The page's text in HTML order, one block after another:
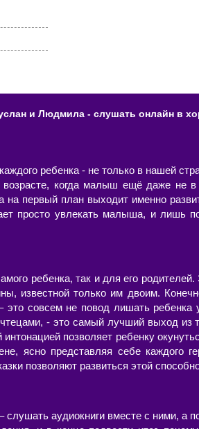
и Людмила - слушать онлайн в
ребенка - не только в нашей
когда малыш ещё даже не в
первый план выходит именно
просто увлекать малыша, и лишь
ребенка, так и для его
известной только им двоим.
это совсем не повод лишать
- это самый лучший выход из
позволяет ребенку
ясно представляя себе каждого
позволяют развиться этой
аудиокниги вместе с ними, а